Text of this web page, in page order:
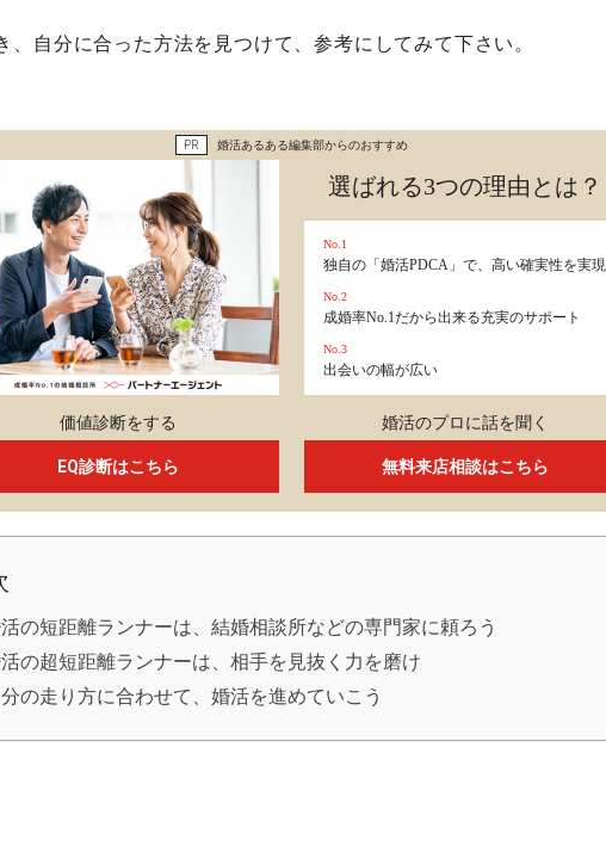
、自分に合った方法を見つけて、参考にしてみて下さい。
PR 婚活あるある編集部からのおすすめ
価値診断をする
EQ診断はこちら
選ばれる3つの理由とは？
No.1
独自の「婚活PDCA」で、高い確実性を実現
No.2
成婚率No.1だから出来る充実のサポート
No.3
出会いの幅が広い
婚活のプロに話を聞く
無料来店相談はこちら
の短距離ランナーは、結婚相談所などの専門家に頼ろう
の超短距離ランナーは、相手を見抜く力を磨け
の走り方に合わせて、婚活を進めていこう